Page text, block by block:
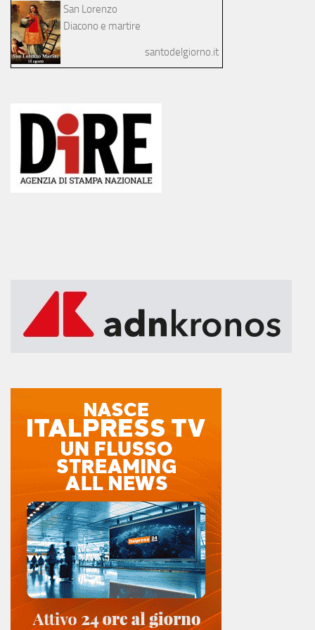
San Lorenzo
Diacono e martire
santodelgiorno.it